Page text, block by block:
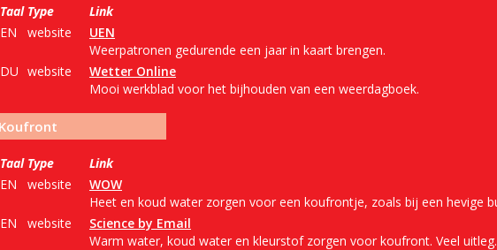
Taal Type
Link
EN
website
UEN
Weerpatronen gedurende een jaar in kaart brengen.
DU website
Wetter Online
Mooi werkblad voor het bijhouden van een weerdagboek.
Koufront
Taal Type
Link
EN
website
WOW
Heet en koud water zorgen voor een koufrontje, zoals bij een hevige
EN
website
Science by Email
Warm water, koud water en kleurstof zorgen voor koufront. Veel uitleg.